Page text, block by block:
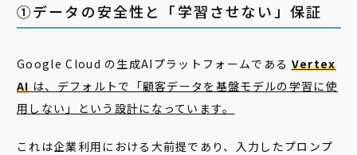
①データの安全性と「学習させない」保証
Google Cloud の生成AIプラットフォームである Vertex
AIは、デフォルトで「顧客データを基盤モデルの学習に使
用しない」という設計になっています。
これは企業利用における大前提であり、入力したプロンプ